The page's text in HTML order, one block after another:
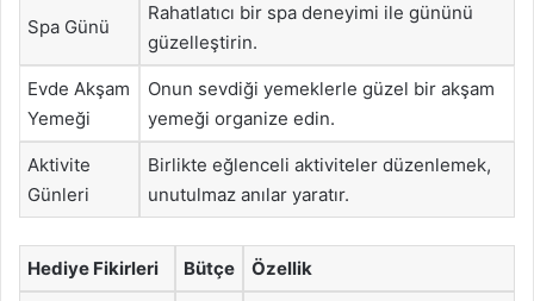
Spa Günü
Rahatlatıcı bir spa deneyimi ile gününü
güzelleştirin.
Evde Akşam
Yemeği
Onun sevdiği yemeklerle güzel bir akşam
yemeği organize edin.
Aktivite
Günleri
Birlikte eğlenceli aktiviteler düzenlemek,
unutulmaz anılar yaratır.
Hediye Fikirleri Bütçe Özellik